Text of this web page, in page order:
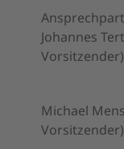
Johannes
Vorsitzender)
Michael
Vorsitzender)